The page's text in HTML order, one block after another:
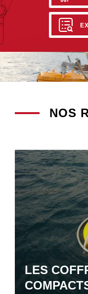
NOS
LES